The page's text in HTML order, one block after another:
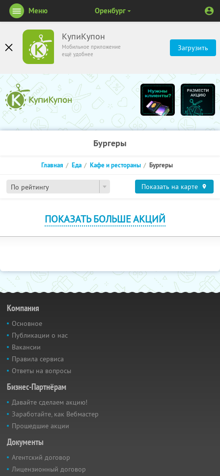
КупиКупон
Мобильное приложение
ещё удобнее
Загрузить
Меню Оренбург
Бургеры
По рейтингу
Главная Еда Кафе и рестораны Бургеры
Показать на карте
ПОКАЗАТЬ БОЛЬШЕ АКЦИЙ
Компания
Основное
Публикации о нас
Вакансии
Правила сервиса
Ответы на вопросы
Бизнес-Партнёрам
Давайте сделаем акцию!
Заработайте, как Вебмастер
Прошедшие акции
Документы
Агентский договор
Лицензионный договор